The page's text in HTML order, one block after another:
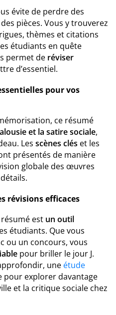
évite de perdre des
pièces. Vous y trouverez
thèmes et citations
étudiants en quête
permet de réviser
d’essentiel.
pour vos
ce résumé
et la satire sociale,
Les scènes clés et les
présentés de manière
globale des œuvres
révisions efficaces
est un outil
étudiants. Que vous
ou un concours, vous
pour briller le jour J.
une étude
pour explorer davantage
et la critique sociale chez